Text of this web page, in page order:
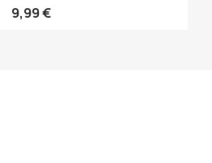
9,99 €